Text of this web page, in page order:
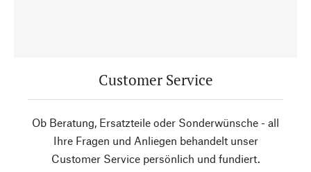
Customer Service
Ob Beratung, Ersatzteile oder Sonderwünsche - all
Ihre Fragen und Anliegen behandelt unser
Customer Service persönlich und fundiert.